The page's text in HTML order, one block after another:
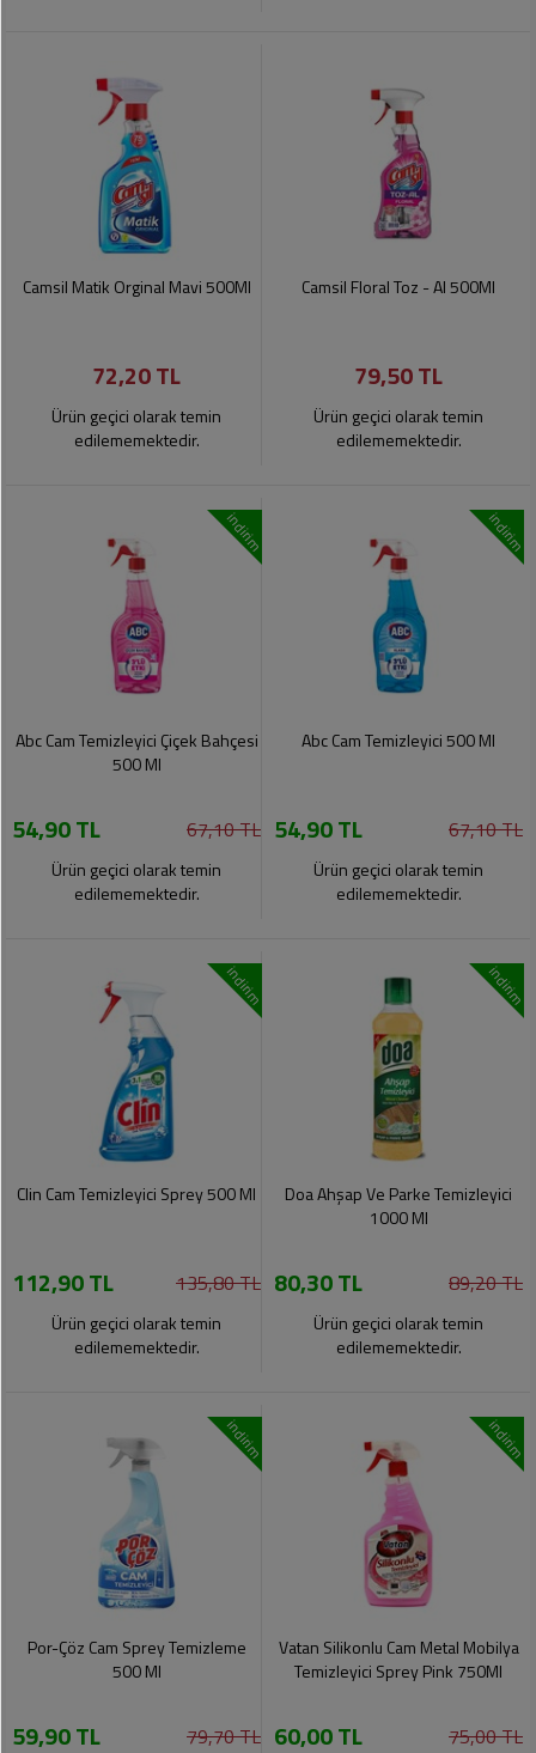
Camsil Matik Orginal Mavi 500Ml
72,20 TL
Ürün geçici olarak temin
edilememektedir.
Camsil Floral Toz - Al 500Ml
79,50 TL
Ürün geçici olarak temin
edilememektedir.
indirim
Abc Cam Temizleyici Çiçek Bahçesi
500 Ml
54,90 TL 67,10 TL
Ürün geçici olarak temin
edilememektedir.
indirim
Abc Cam Temizleyici 500 Ml
54,90 TL 67,10 TL
Ürün geçici olarak temin
edilememektedir.
indirim
Clin Cam Temizleyici Sprey 500 Ml
112,90 TL 135,80 TL
Ürün geçici olarak temin
edilememektedir.
indirim
Doa Ahşap Ve Parke Temizleyici
1000 Ml
80,30 TL 89,20 TL
Ürün geçici olarak temin
edilememektedir.
indirim
Por-Çöz Cam Sprey Temizleme
500 Ml
59,90 TL 79,70 TL
indirim
Vatan Silikonlu Cam Metal Mobilya
Temizleyici Sprey Pink 750Ml
60,00 TL 75,00 TL